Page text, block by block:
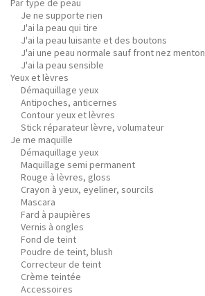
Par type de peau
Je ne supporte rien
J'ai la peau qui tire
J'ai la peau luisante et des boutons
J'ai une peau normale sauf front nez menton
J'ai la peau sensible
Yeux et lèvres
Démaquillage yeux
Antipoches, anticernes
Contour yeux et lèvres
Stick réparateur lèvre, volumateur
Je me maquille
Démaquillage yeux
Maquillage semi permanent
Rouge à lèvres, gloss
Crayon à yeux, eyeliner, sourcils
Mascara
Fard à paupières
Vernis à ongles
Fond de teint
Poudre de teint, blush
Correcteur de teint
Crème teintée
Accessoires